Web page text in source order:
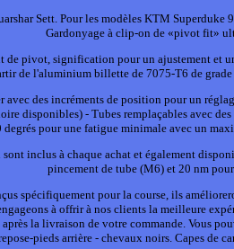
Sett. Pour les modèles KTM Superduke
Gardonyage à clip-on de «pivot fit»
de pivot, signification pour un ajustement et
de l'aluminium billette de 7075-T6 de
avec des incréments de position pour un
disponibles) - Tubes remplaçables avec
degrés pour une fatigue minimale avec un
inclus à chaque achat et également
pincement de tube (M6) et 20 nm
spécifiquement pour la course, ils
à offrir à nos clients la meilleure
la livraison de votre commande. Vous
pieds arrière - chevaux noirs. Capes de